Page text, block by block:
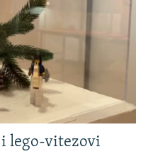
lego-vitezovi